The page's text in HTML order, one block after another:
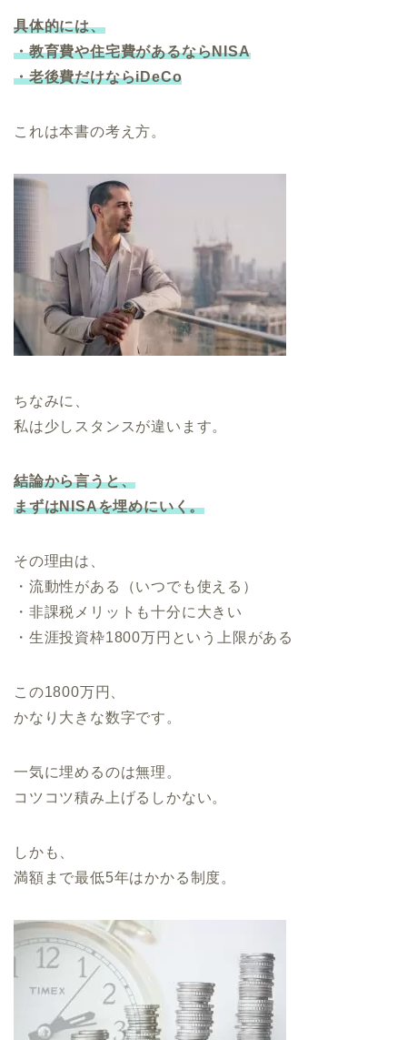
具体的には、
・教育費や住宅費があるならNISA
・老後費だけならiDeCo
これは本書の考え方。
ちなみに、
私は少しスタンスが違います。
結論から言うと、
まずはNISAを埋めにいく。
その理由は、
・流動性がある（いつでも使える）
・非課税メリットも十分に大きい
・生涯投資枠1800万円という上限がある
この1800万円、
かなり大きな数字です。
一気に埋めるのは無理。
コツコツ積み上げるしかない。
しかも、
満額まで最低5年はかかる制度。